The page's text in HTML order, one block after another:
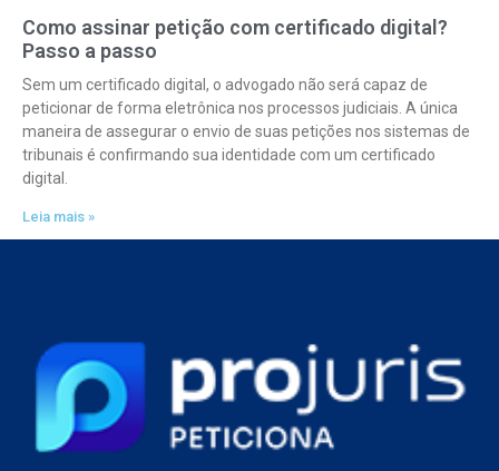
Como assinar petição com certificado digital?
Passo a passo
Sem um certificado digital, o advogado não será capaz de
peticionar de forma eletrônica nos processos judiciais. A única
maneira de assegurar o envio de suas petições nos sistemas de
tribunais é confirmando sua identidade com um certificado
digital.
Leia mais »